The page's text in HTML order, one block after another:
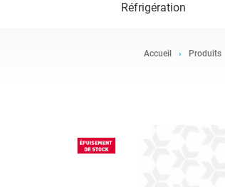
Réfrigération
Accueil Produits